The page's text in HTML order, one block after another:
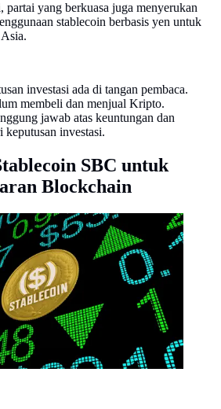
yang berkuasa juga menyerukan
stablecoin berbasis yen untuk
investasi ada di tangan pembaca.
membeli dan menjual Kripto.
jawab atas keuntungan dan
investasi.
SBC untuk
Blockchain
Cryptocurrency.